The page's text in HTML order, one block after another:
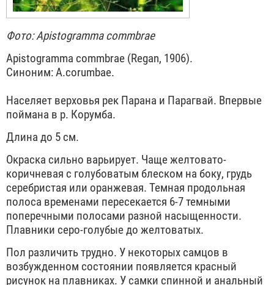
Фото: Apistogramma commbrae
Apistogramma commbrae (Regan, 1906).
Синоним: A.corumbae.
Населяет верховья рек Парана и Парагвай. Впервые
поймана в р. Корумба.
Длина до 5 см.
Окраска сильно варьирует. Чаще желтовато-
коричневая с голубоватым блеском на боку, грудь
серебристая или оранжевая. Темная продольная
полоса временами пересекается 6-7 темными
поперечными полосами разной насыщенности.
Плавники серо-голубые до желтоватых.
Пол различить трудно. У некоторых самцов в
возбужденном состоянии появляется красный
рисунок на плавниках. У самки спинной и анальный